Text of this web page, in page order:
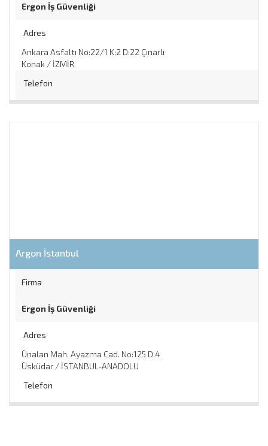
Ergon İş Güvenliği
Adres
Ankara Asfaltı No:22/1 K:2 D:22 Çınarlı
Konak / İZMİR
Telefon
Argon İstanbul
Firma
Ergon İş Güvenliği
Adres
Ünalan Mah. Ayazma Cad. No:125 D.4
Üsküdar / İSTANBUL-ANADOLU
Telefon